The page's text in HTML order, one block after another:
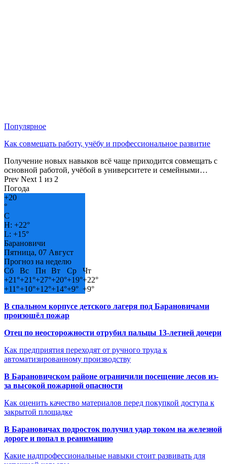
Популярное
Как совмещать работу, учёбу и профессиональное развитие
Получение новых навыков всё чаще приходится совмещать с
основной работой, учёбой в университете и семейными…
Prev Next 1 из 2
Погода
+20
°
C
H: +22°
L: +15°
Барановичи
Пятница, 07 Август
Прогноз на неделю
Сб
Вс Пн Вт Ср
Чт
+21°+21°+27°+20°+19°+22°
+11°+10°+12°+14°+9° +9°
В спальном корпусе детского лагеря под Барановичами
произошёл пожар
Отец по неосторожности отрубил пальцы 13-летней дочери
Как предприятия переходят от ручного труда к
автоматизированному производству
В Барановичском районе ограничили посещение лесов из-
за высокой пожарной опасности
Как оценить качество материалов перед покупкой доступа к
закрытой площадке
В Барановичах подросток получил удар током на железной
дороге и попал в реанимацию
Какие надпрофессиональные навыки стоит развивать для